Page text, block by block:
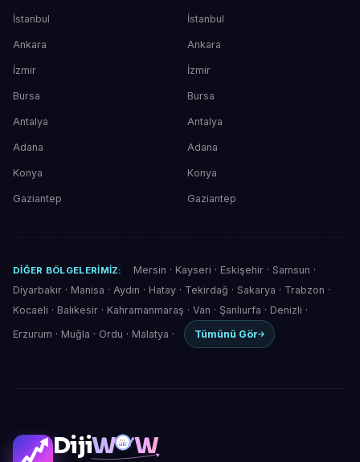
İstanbul
Ankara
İzmir
Bursa
Antalya
Adana
Konya
Gaziantep
İstanbul
Ankara
İzmir
Bursa
Antalya
Adana
Konya
Gaziantep
DIĞER BÖLGELERIMIZ: Mersin · Kayseri · Eskişehir· Samsun ·
Diyarbakır · Manisa · Aydın · Hatay · Tekirdağ · Sakarya · Trabzon ·
Kocaeli · Balıkesir · Kahramanmaraş · Van · Şanlıurfa · Denizli ·
Erzurum · Muğla · Ordu · Malatya · Tümünü Gör
DijiW W